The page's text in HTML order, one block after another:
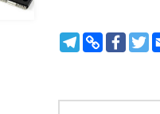
TelegramCopy
Link
FacebookTwitter